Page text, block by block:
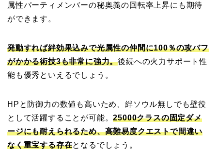
属性パーティメンバーの秘奥義の回転率上昇にも期待
ができます。
発動すれば絆効果込みで光属性の仲間に100％の攻バフ
がかかる術技3も非常に強力。後続への火力サポート性
能も優秀といえるでしょう。
HPと防御力の数値も高いため、絆ソウル無しでも壁役
として活躍することが可能。25000クラスの固定ダメ
ージにも耐えられるため、高難易度クエストで間違い
なく重宝する存在となるでしょう。